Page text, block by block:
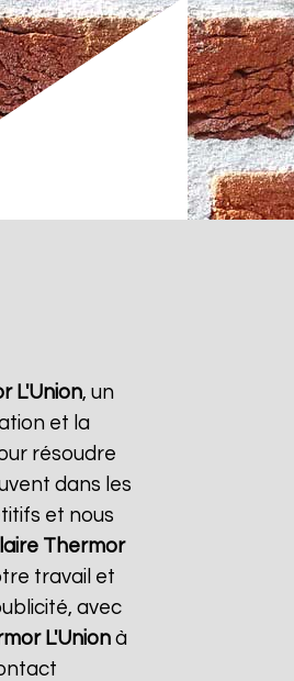
L'Union, un
et la
résoudre
dans les
et nous
Thermor
travail et
avec
L'Union à